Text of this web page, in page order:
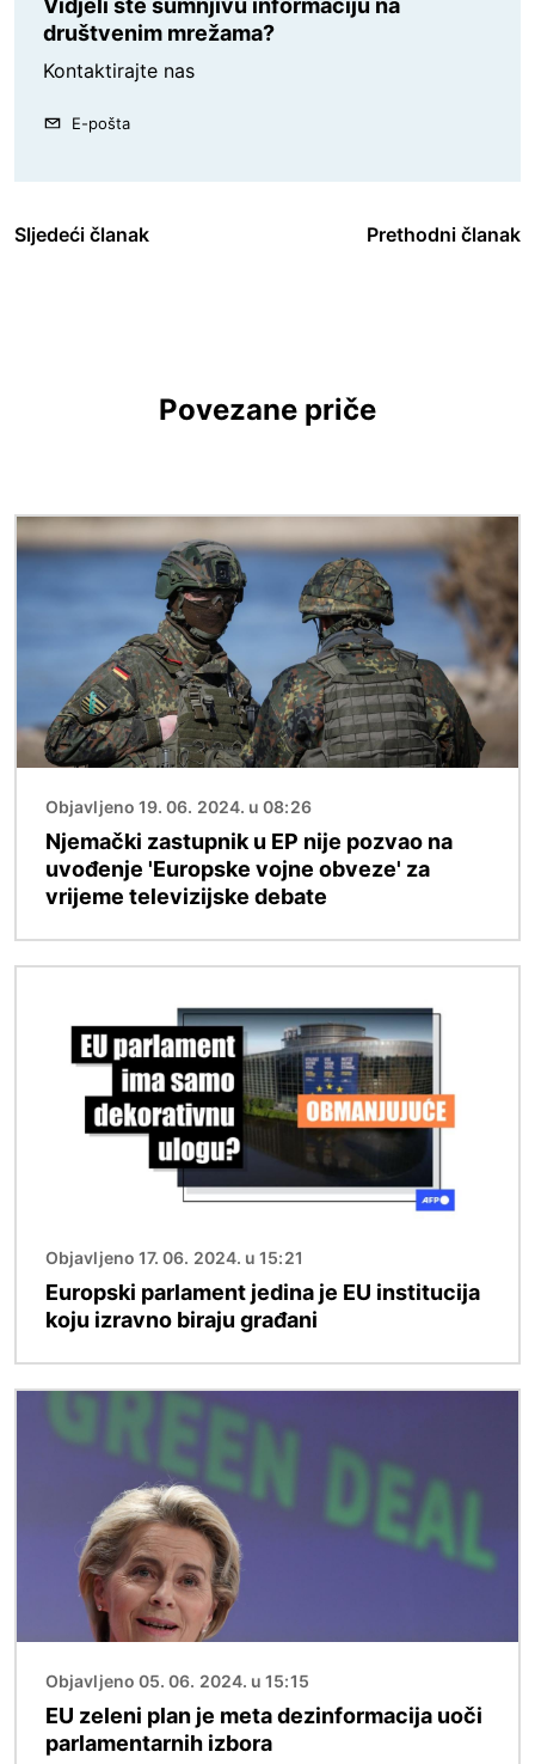
Vidjeli ste sumnjivu informaciju na
društvenim mrežama?
Kontaktirajte nas
E-pošta
Sljedeći članak Prethodni članak
Povezane priče
Slika
Objavljeno 19. 06. 2024. u 08:26
Njemački zastupnik u EP nije pozvao na
uvođenje 'Europske vojne obveze' za
vrijeme televizijske debate
Objavljeno 17. 06. 2024. u 15:21
Europski parlament jedina je EU institucija
koju izravno biraju građani
Objavljeno 05. 06. 2024. u 15:15
EU zeleni plan je meta dezinformacija uoči
parlamentarnih izbora